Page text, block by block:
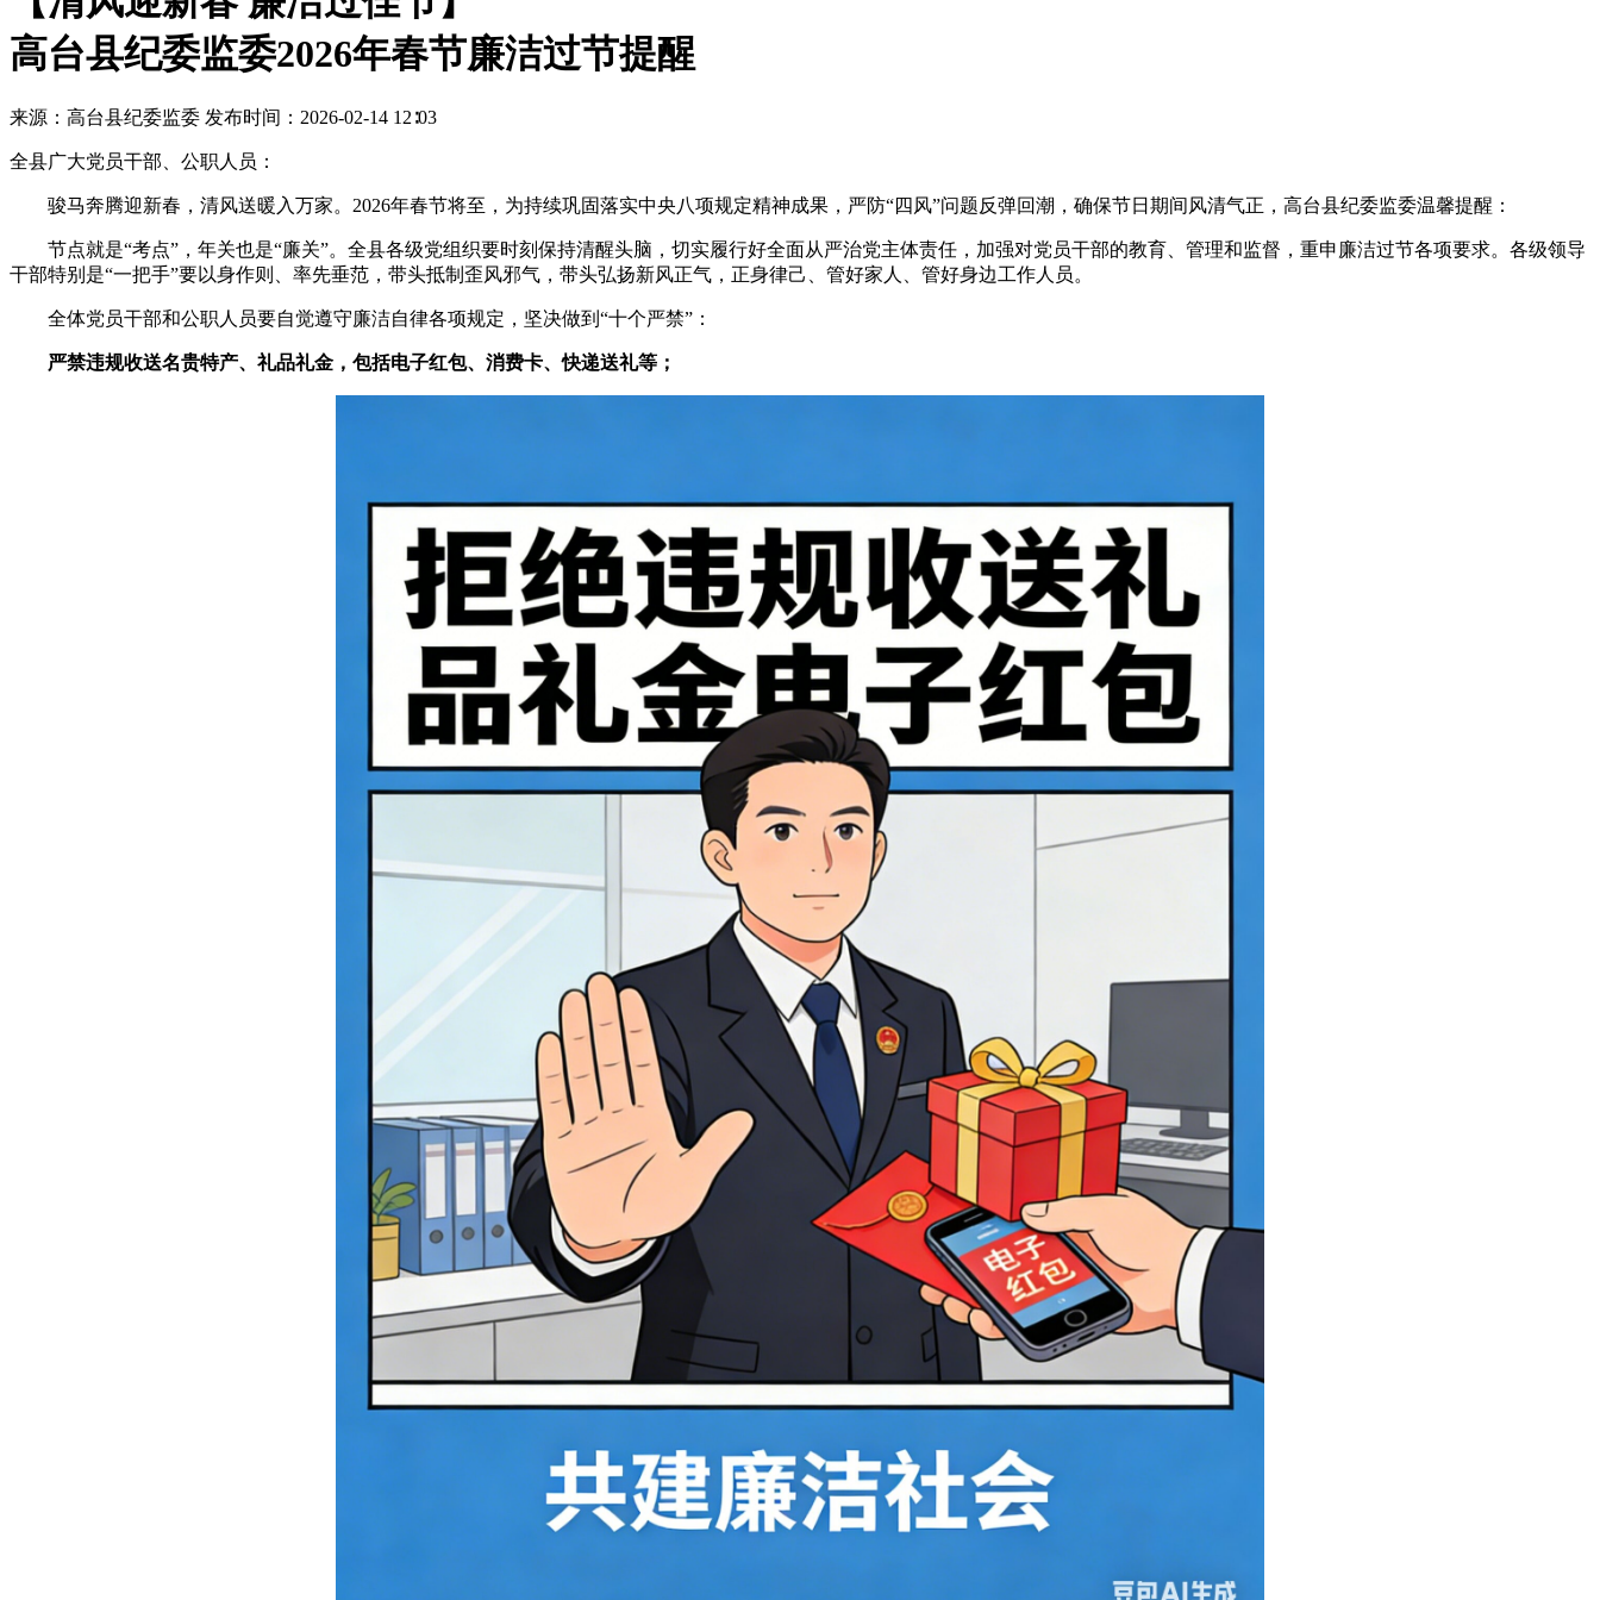
高台县纪委监委2026年春节廉洁过节提醒
来源：高台县纪委监委 发布时间：2026-02-14 12∶03
全县广大党员干部、公职人员：
骏马奔腾迎新春，清风送暖入万家。2026年春节将至，为持续巩固落实中央八项规定精神成果，严防“四风”问题反弹回潮，确保节日期间风清气正，高台县纪委监委温馨提醒：
节点就是“考点”，年关也是“廉关”。全县各级党组织要时刻保持清醒头脑，切实履行好全面从严治党主体责任，加强对党员干部的教育、管理和监督，重申廉洁过节各项要求。各级领导
干部特别是“一把手”要以身作则、率先垂范，带头抵制歪风邪气，带头弘扬新风正气，正身律己、管好家人、管好身边工作人员。
全体党员干部和公职人员要自觉遵守廉洁自律各项规定，坚决做到“十个严禁”：
严禁违规收送名贵特产、礼品礼金，包括电子红包、消费卡、快递送礼等；